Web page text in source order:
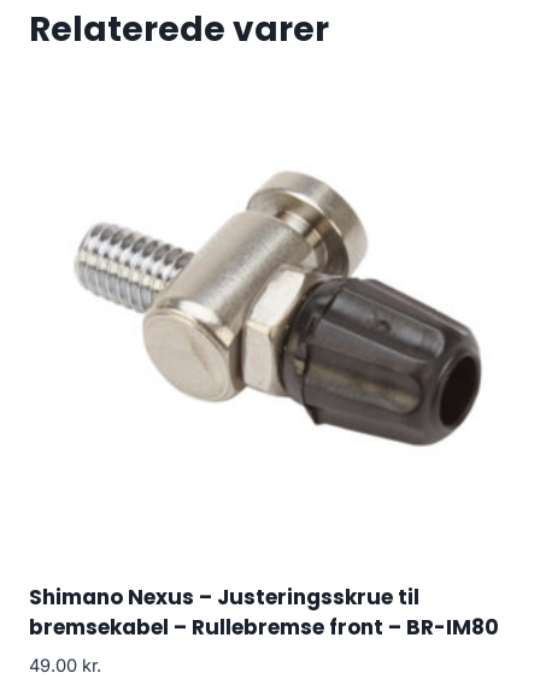
Relaterede varer
Shimano Nexus – Justeringsskrue til
bremsekabel – Rullebremse front – BR-IM80
49.00 kr.